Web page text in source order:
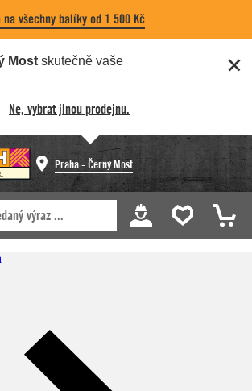
na všechny balíky od 1 500 Kč
Most skutečně vaše
Ne, vybrat jinou prodejnu.
Praha - Černý Most